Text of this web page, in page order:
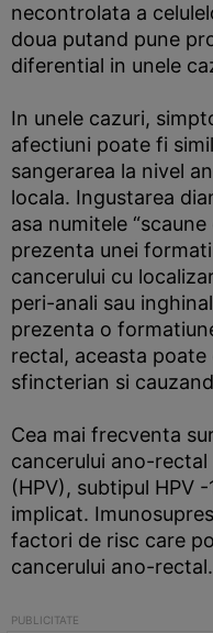
necontrolata a
doua putand pune
diferential in unele
In unele cazuri,
afectiuni poate fi
sangerarea la nivel
locala. Ingustarea
asa numitele
prezenta unei
cancerului cu
peri-anali sau
prezenta o
rectal, aceasta
sfincterian si cauzand
Cea mai frecventa
cancerului ano-rectal
(HPV), subtipul HPV
implicat.
factori de risc care
cancerului ano-rectal.